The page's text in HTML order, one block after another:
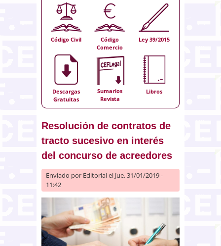
Código Civil
Código
Comercio
Ley 39/2015
Descargas
Gratuitas
Sumarios
Revista
Libros
Resolución de contratos de
tracto sucesivo en interés
del concurso de acreedores
Enviado por Editorialel Jue, 31/01/2019 -
11:42